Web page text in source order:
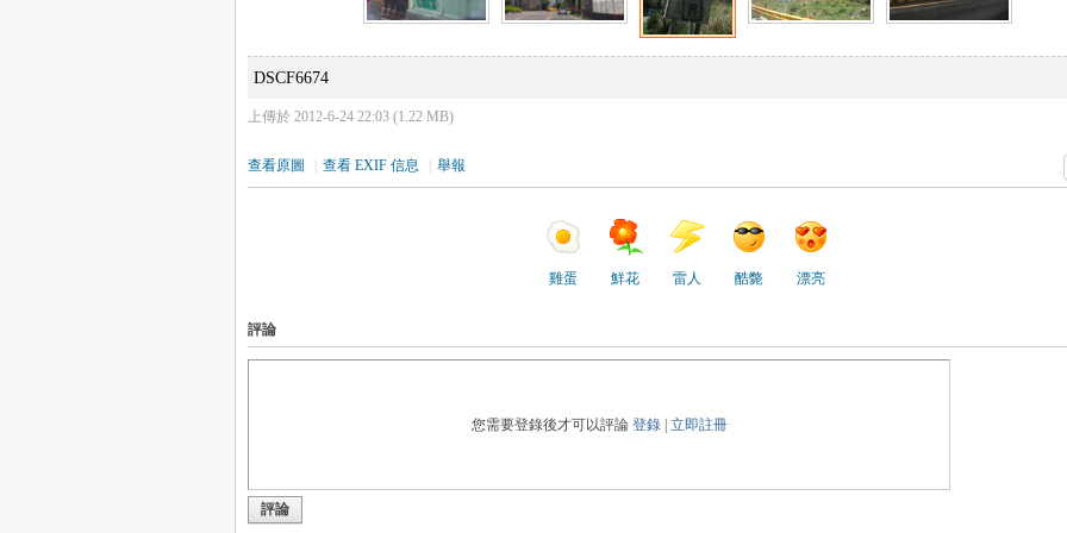
DSCF6674
上傳於 2012-6-24 22:03 (1.22 MB)
查看原圖 查看 EXIF 信息 舉報
雞蛋 鮮花 雷人 酷斃 漂亮
評論
您需要登錄後才可以評論 登錄| 立即註冊
評論